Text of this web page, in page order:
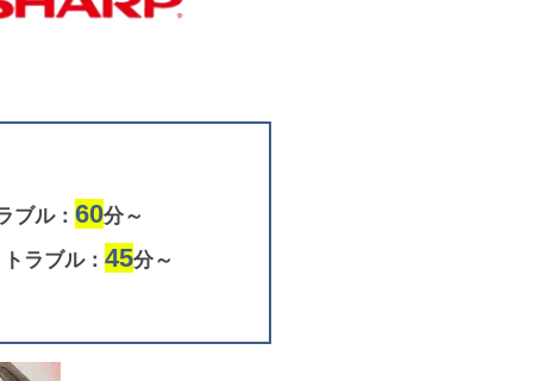
ブル： 60分～
ラブル： 45分～